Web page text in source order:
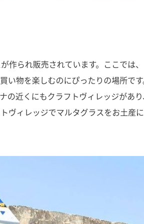
作られ販売されています。ここでは
物を楽しむのにぴったりの場所です
近くにもクラフトヴィレッジがあり
ヴィレッジでマルタグラスをお土産